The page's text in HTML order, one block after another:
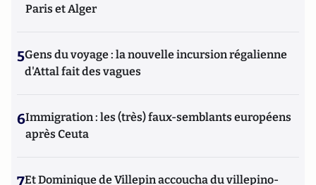
Paris et Alger
5Gens du voyage : la nouvelle incursion régalienne
d'Attal fait des vagues
6Immigration : les (très) faux-semblants européens
après Ceuta
7Et Dominique de Villepin accoucha du villepino-